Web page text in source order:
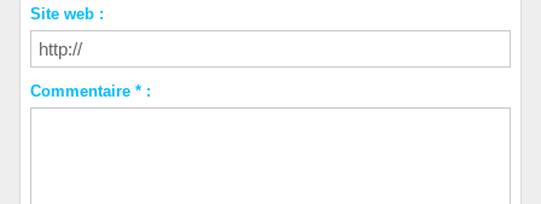
Site web :
Commentaire * :